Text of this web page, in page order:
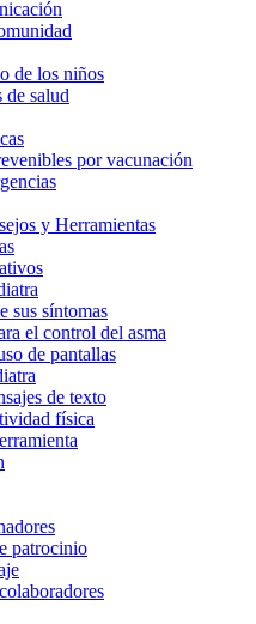
de los niños
de salud
por vacunación
y Herramientas
sus síntomas
el control del asma
de pantallas
de texto
física
patrocinio